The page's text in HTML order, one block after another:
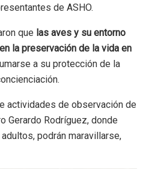
de ASHO.
que las aves y su entorno
la preservación de la vida en
a su protección de la
actividades de observación de
Gerardo Rodríguez, donde
podrán maravillarse,